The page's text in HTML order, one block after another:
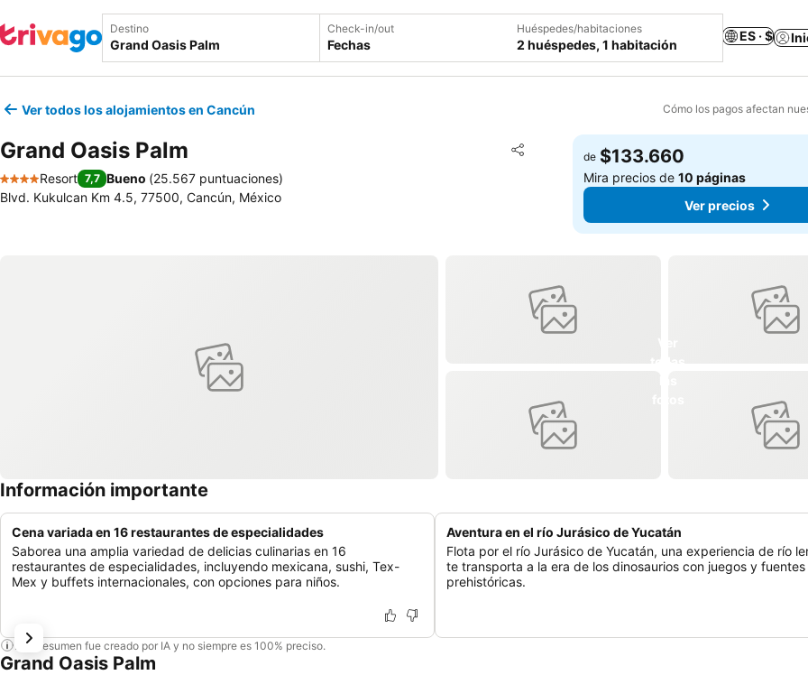
Destino Check-in/out
Fechas
Huéspedes/habitaciones
2 huéspedes, 1 habitación
ES · $
Ver todos los alojamientos en Cancún Cómo los pagos afectan
Grand Oasis Palm Compartir
Agregar a favoritos
4 Estrellas
Resort 7,7 Bueno (25.567 puntuaciones)
Blvd. Kukulcan Km 4.5, 77500, Cancún, México
de $133.660
Mira precios de10 páginas
Ver precios
Información importante
Cena variada en 16 restaurantes de especialidades
Saborea una amplia variedad de delicias culinarias en 16
restaurantes de especialidades, incluyendo mexicana, sushi, Tex-
Mex y buffets internacionales, con opciones para niños.
Aventura en el río Jurásico de Yucatán
Flota por el río Jurásico de Yucatán, una experiencia de río
te transporta a la era de los dinosaurios con juegos y fuentes
prehistóricas.
Este resumen fue creado por IA y no siempre es 100% preciso.
Grand Oasis Palm